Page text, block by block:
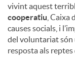
vivint aquest
cooperatiu , Caixa
causes socials, i
del voluntariat són
resposta als reptes